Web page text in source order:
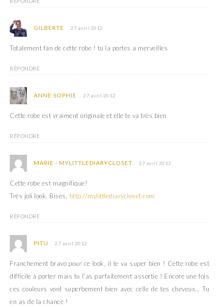
GILBERTE 27 avril 2012
Totalement fan de cette robe ! tu la portes a merveilles
RÉPONDRE
ANNE SOPHIE 27 avril 2012
Cette robe est vraiment originale et elle te va très bien
RÉPONDRE
MARIE - MYLITTLEDIARYCLOSET 27 avril 2012
Cette robe est magnifique!
Très joli look. Bises, http://mylittlediarycloset.com
RÉPONDRE
PITU 27 avril 2012
Franchement bravo pour ce look, il te va super bien ! Cette robe est
difficile à porter mais tu l’as parfaitement assortie ! Encore une fois
ces couleurs vont superbement bien avec celle de tes cheveux… Tu
en as de la chance !